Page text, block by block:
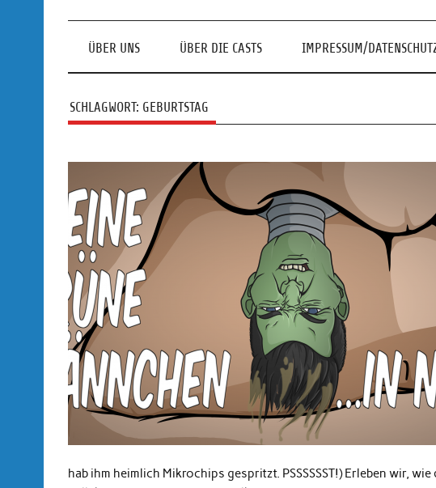
ÜBER UNS ÜBER DIE CASTS IMPRESSUM/
SCHLAGWORT: GEBURTSTAG
hab ihm heimlich Mikrochips gespritzt. PSSSSSST!) Erleben wir,